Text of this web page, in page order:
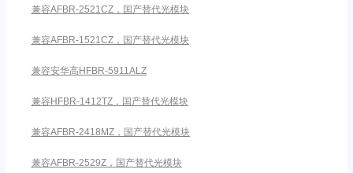
兼容AFBR-2521CZ，国产替代光模块
兼容AFBR-1521CZ，国产替代光模块
兼容安华高HFBR-5911ALZ
兼容HFBR-1412TZ，国产替代光模块
兼容AFBR-2418MZ，国产替代光模块
兼容AFBR-2529Z，国产替代光模块